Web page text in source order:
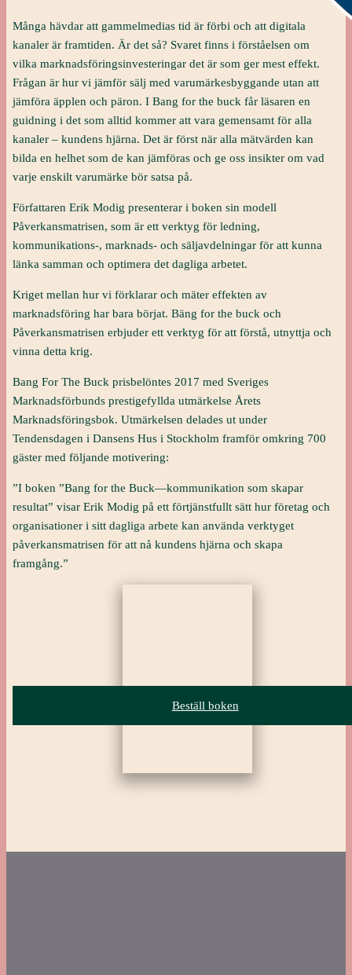
Många hävdar att gammelmedias tid är förbi och att digitala
kanaler är framtiden. Är det så? Svaret finns i förståelsen om
vilka marknadsföringsinvesteringar det är som ger mest effekt.
Frågan är hur vi jämför sälj med varumärkesbyggande utan att
jämföra äpplen och päron. I Bang for the buck får läsaren en
guidning i det som alltid kommer att vara gemensamt för alla
kanaler – kundens hjärna. Det är först när alla mätvärden kan
bilda en helhet som de kan jämföras och ge oss insikter om vad
varje enskilt varumärke bör satsa på.
Författaren Erik Modig presenterar i boken sin modell
Påverkansmatrisen, som är ett verktyg för ledning,
kommunikations-, marknads- och säljavdelningar för att kunna
länka samman och optimera det dagliga arbetet.
Kriget mellan hur vi förklarar och mäter effekten av
marknadsföring har bara börjat. Bäng for the buck och
Påverkansmatrisen erbjuder ett verktyg för att förstå, utnyttja och
vinna detta krig.
Bang For The Buck prisbelöntes 2017 med Sveriges
Marknadsförbunds prestigefyllda utmärkelse Årets
Marknadsföringsbok. Utmärkelsen delades ut under
Tendensdagen i Dansens Hus i Stockholm framför omkring 700
gäster med följande motivering:
”I boken ”Bang for the Buck—kommunikation som skapar
resultat” visar Erik Modig på ett förtjänstfullt sätt hur företag och
organisationer i sitt dagliga arbete kan använda verktyget
påverkansmatrisen för att nå kundens hjärna och skapa
framgång.”
Beställ boken